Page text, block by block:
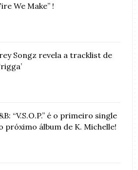
We Make” !
Songz revela a tracklist de
“V.S.O.P.” é o primeiro single
próximo álbum de K. Michelle!